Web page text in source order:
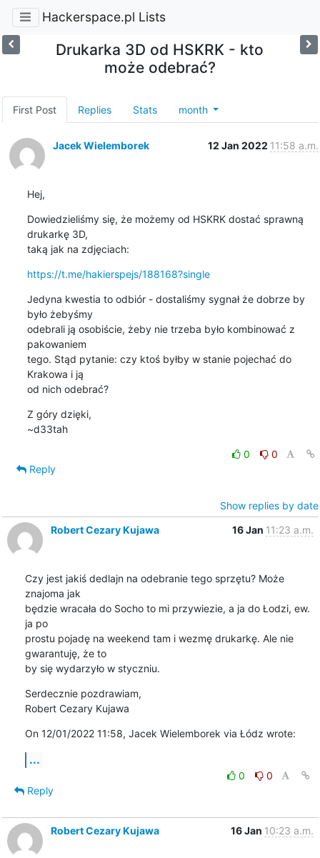
Hackerspace.pl Lists
Drukarka 3D od HSKRK - kto
może odebrać?
First Post Replies Stats month
Jacek Wielemborek 12 Jan 2022 11:58 a.m.
Hej,
Dowiedzieliśmy się, że możemy od HSKRK dostać sprawną
drukarkę 3D,
taką jak na zdjęciach:
https://t.me/hakierspejs/188168?single
Jedyna kwestia to odbiór - dostaliśmy sygnał że dobrze by
było żebyśmy
odebrali ją osobiście, żeby nie trzeba było kombinować z
pakowaniem
tego. Stąd pytanie: czy ktoś byłby w stanie pojechać do
Krakowa i ją
od nich odebrać?
Z góry dzięki,
~d33tah
0
0
Reply
Show replies by date
Robert Cezary Kujawa
16 Jan 11:23 a.m.
Czy jest jakiś dedlajn na odebranie tego sprzętu? Może
znajoma jak
będzie wracała do Socho to mi przywiezie, a ja do Łodzi, ew.
ja po
prostu pojadę na weekend tam i wezmę drukarkę. Ale nie
gwarantuję, że to
by się wydarzyło w styczniu.
Serdecznie pozdrawiam,
Robert Cezary Kujawa
On 12/01/2022 11:58, Jacek Wielemborek via Łódz wrote:
...
0
0
Reply
Robert Cezary Kujawa 16 Jan 10:23 a.m.